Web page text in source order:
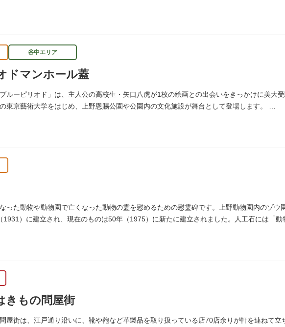
谷中エリア
ドマンホール蓋
ルーピリオド」は、主人公の高校生・矢口八虎が1枚の絵画との出会いをきっかけに美大
東京藝術大学をはじめ、上野恩賜公園や公園内の文化施設が舞台として登場します。
った動物や動物園で亡くなった動物の霊を慰めるための慰霊碑です。上野動物園内のゾウ
1931）に建立され、現在のものは50年（1975）に新たに建立されました。人工石には「動
きもの問屋街
屋街は、江戸通り沿いに、靴や鞄など革製品を取り扱っている店70店余りが軒を連ねて立